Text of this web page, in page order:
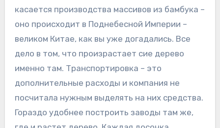
касается производства массивов из бамбука –
оно происходит в Поднебесной Империи –
великом Китае, как вы уже догадались. Все
дело в том, что произрастает сие дерево
именно там. Транспортировка – это
дополнительные расходы и компания не
посчитала нужным выделять на них средства.
Гораздо удобнее построить заводы там же,